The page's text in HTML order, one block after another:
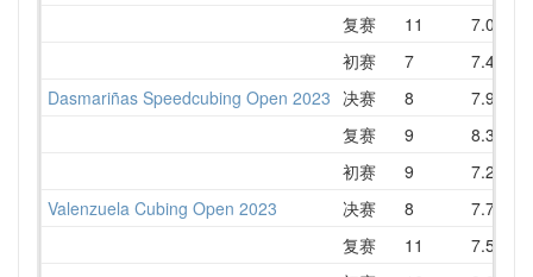
复赛
11
7.00
初赛
7
7.47
Dasmariñas Speedcubing Open 2023 决赛 8
7.98
复赛
9
8.35
初赛
9
7.22
Valenzuela Cubing Open 2023
决赛 8
7.74
复赛
11
7.58